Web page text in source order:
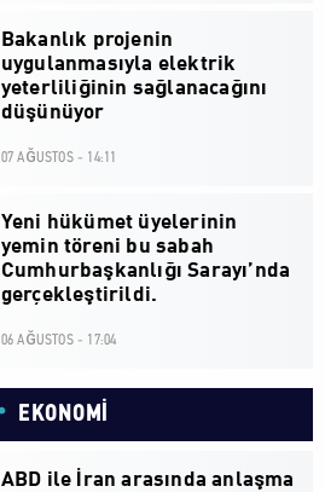
Bakanlık projenin
uygulanmasıyla elektrik
yeterliliğinin sağlanacağını
düşünüyor
07 AĞUSTOS - 14:11
Yeni hükümet üyelerinin
yemin töreni bu sabah
Cumhurbaşkanlığı Sarayı’nda
gerçekleştirildi.
06 AĞUSTOS - 17:04
EKONOMİ
ABD ile İran arasında anlaşma